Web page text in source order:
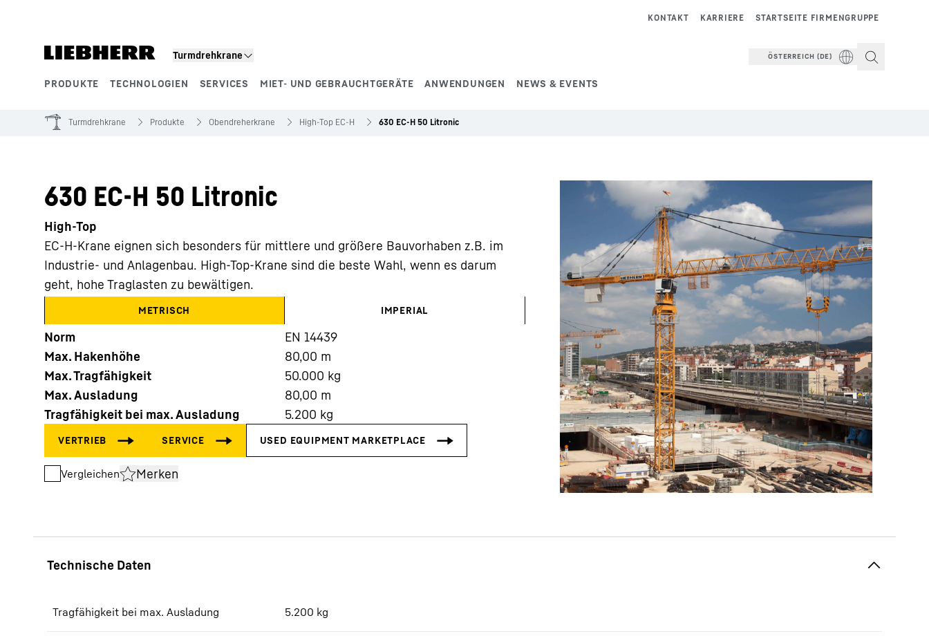
Turmdrehkrane
PRODUKTE TECHNOLOGIEN SERVICES MIET- UND GEBRAUCHTGERÄTE ANWENDUNGEN NEWS & EVENTS
STARTSEITE FIRMENGRUPPE
KARRIERE
KONTAKT
ÖSTERREICH (DE)
Mehr über die Firmengruppe Karriere bei Liebherr
Turmdrehkrane Produkte Obendreherkrane High-Top EC-H 630 EC-H 50 Litronic
630 EC-H 50 Litronic
High-Top
EC-H-Krane eignen sich besonders für mittlere und größere Bauvorhaben z.B. im
Industrie- und Anlagenbau. High-Top-Krane sind die beste Wahl, wenn es darum
geht, hohe Traglasten zu bewältigen.
METRISCH IMPERIAL
Norm
EN 14439
Max. Hakenhöhe
80,00 m
Max. Tragfähigkeit
50.000 kg
Max. Ausladung
80,00 m
Tragfähigkeit bei max. Ausladung
5.200 kg
Vergleichen Merken
Tragfähigkeit bei max. Ausladung 5.200 kg